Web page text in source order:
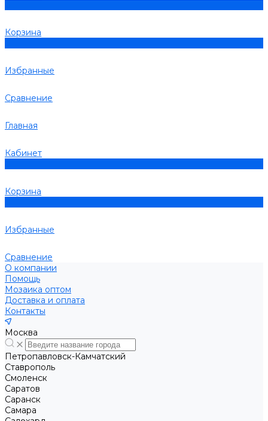
Корзина
Избранные
Сравнение
Главная
Кабинет
Корзина
Избранные
Сравнение
О компании
Помощь
Мозаика оптом
Доставка и оплата
Контакты
Москва
Петропавловск-Камчатский
Ставрополь
Смоленск
Саратов
Саранск
Самара